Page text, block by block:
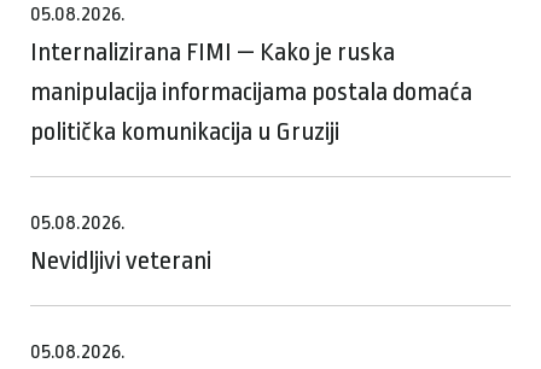
05.08.2026.
Internalizirana FIMI — Kako je ruska
manipulacija informacijama postala domaća
politička komunikacija u Gruziji
05.08.2026.
Nevidljivi veterani
05.08.2026.